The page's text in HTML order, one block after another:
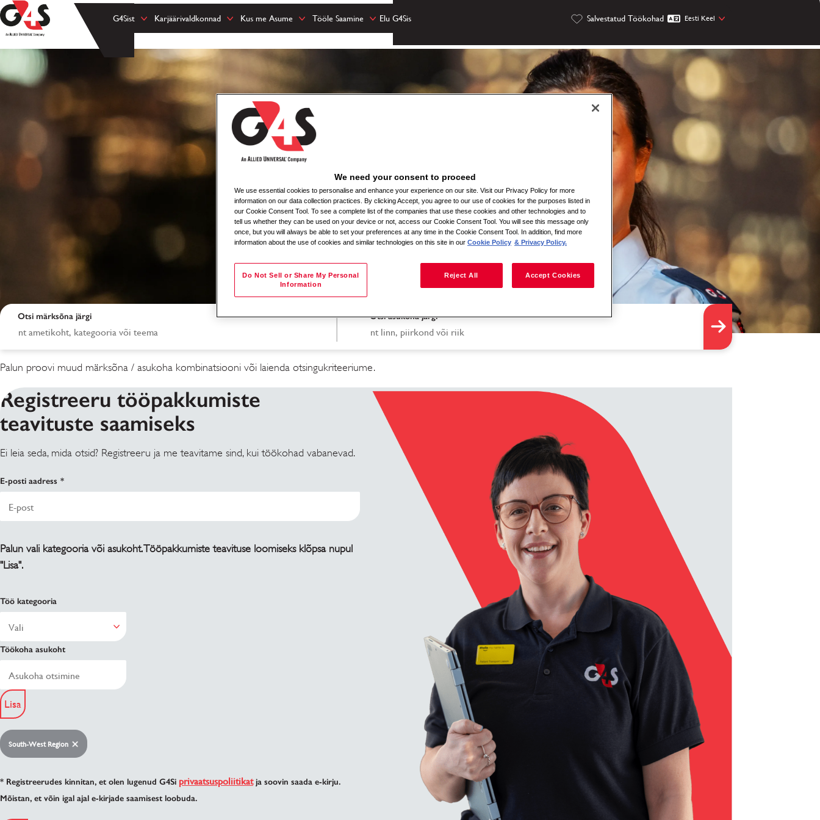
G4Sist Karjäärivaldkonnad Kus me Asume Tööle Saamine Elu G4Sis Salvestatud Töökohad Eesti Keel
Otsingutulemused
Otsi märksõna järgi Otsi asukoha järgi
Palun proovi muud märksõna / asukoha kombinatsiooni või laienda otsingukriteeriume.
Registreeru tööpakkumiste
teavituste saamiseks
Ei leia seda, mida otsid? Registreeru ja me teavitame sind, kui töökohad vabanevad.
E-posti aadress
Palun vali kategooria või asukoht. Tööpakkumiste teavituse loomiseks klõpsa nupul
"Lisa".
Töö kategooria
Töökoha asukoht
Lisa
South-West Region
* Registreerudes kinnitan, et olen lugenud G4Si privaatsuspoliitikatja soovin saada e-kirju.
Mõistan, et võin igal ajal e-kirjade saamisest loobuda.
We need your consent to proceed
We use essential cookies to personalise and enhance your experience on our site. Visit our Privacy Policy for more
information on our data collection practices. By clicking Accept, you agree to our use of cookies for the purposes listed in
our Cookie Consent Tool. To see a complete list of the companies that use these cookies and other technologies and to
tell us whether they can be used on your device or not, access our Cookie Consent Tool. You will see this message only
once, but you will always be able to set your preferences at any time in the Cookie Consent Tool. In addition, find more
information about the use of cookies and similar technologies on this site in our Cookie Policy & Privacy Policy.
Do Not Sell or Share My Personal
Information
Reject All Accept Cookies